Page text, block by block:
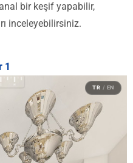
bir keşif yapabilir,
inceleyebilirsiniz.
1